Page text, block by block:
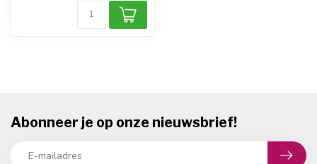
Abonneer je op onze nieuwsbrief!